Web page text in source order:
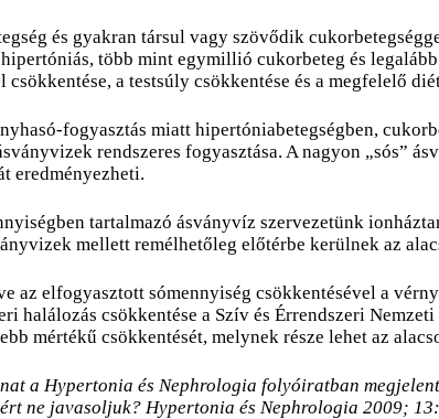
és gyakran társul vagy szövődik
több mint egymillió cukorbeteg és
a testsúly csökkentése és a megfelelő
fogyasztás miatt hipertóniabetegségben,
rendszeres fogyasztása. A nagyon „sós”
eredményezheti.
tartalmazó ásványvíz szervezetünk
mellett remélhetőleg előtérbe kerülnek az
az elfogyasztott sómennyiség csökkentésével a
halálozás csökkentése a Szív és Érrendszeri
mértékű csökkentését, melynek része lehet az
a Hypertonia és Nephrologia folyóiratban
ne javasoljuk? Hypertonia és Nephrologia 2009;